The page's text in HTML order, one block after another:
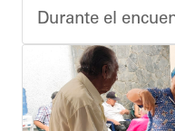
Durante el
Vladimir